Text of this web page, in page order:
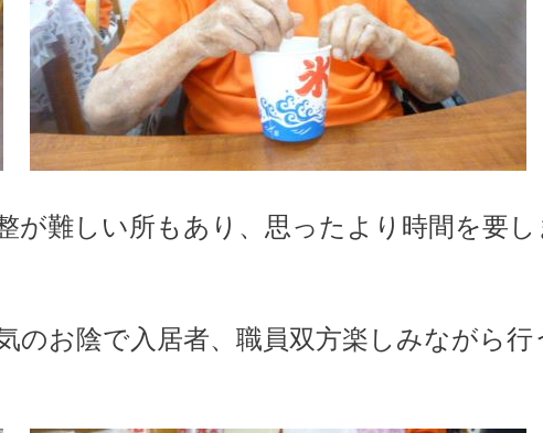
が難しい所もあり、思ったより時間を要し
お陰で入居者、職員双方楽しみながら行